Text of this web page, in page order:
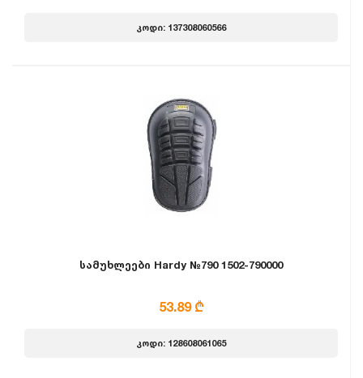
კოდი: 137308060566
სამუხლეები Hardy №790 1502-790000
53.89 ₾
კოდი: 128608061065